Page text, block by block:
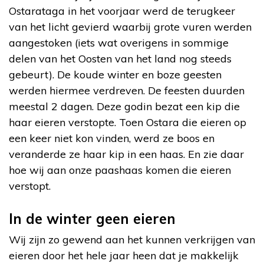
Ostarataga in het voorjaar werd de terugkeer
van het licht gevierd waarbij grote vuren werden
aangestoken (iets wat overigens in sommige
delen van het Oosten van het land nog steeds
gebeurt). De koude winter en boze geesten
werden hiermee verdreven. De feesten duurden
meestal 2 dagen. Deze godin bezat een kip die
haar eieren verstopte. Toen Ostara die eieren op
een keer niet kon vinden, werd ze boos en
veranderde ze haar kip in een haas. En zie daar
hoe wij aan onze paashaas komen die eieren
verstopt.
In de winter geen eieren
Wij zijn zo gewend aan het kunnen verkrijgen van
eieren door het hele jaar heen dat je makkelijk